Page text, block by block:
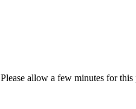
allow a few minutes for this